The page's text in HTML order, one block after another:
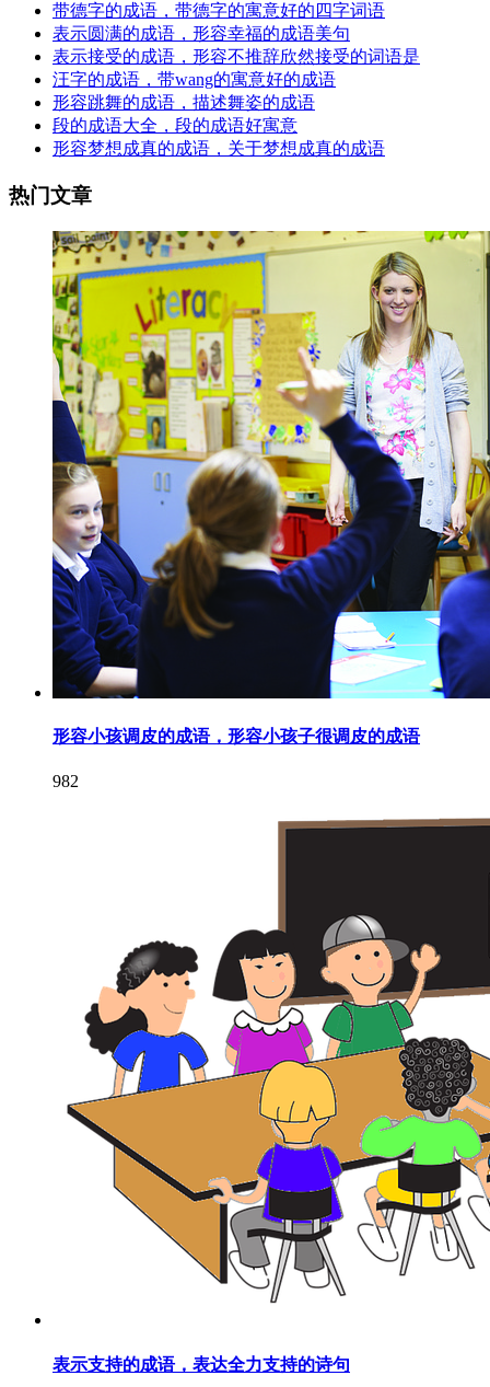
带德字的成语，带德字的寓意好的四字词语
表示圆满的成语，形容幸福的成语美句
表示接受的成语，形容不推辞欣然接受的词语是
汪字的成语，带wang的寓意好的成语
形容跳舞的成语，描述舞姿的成语
段的成语大全，段的成语好寓意
形容梦想成真的成语，关于梦想成真的成语
热门文章
形容小孩调皮的成语，形容小孩子很调皮的成语
982
表示支持的成语，表达全力支持的诗句